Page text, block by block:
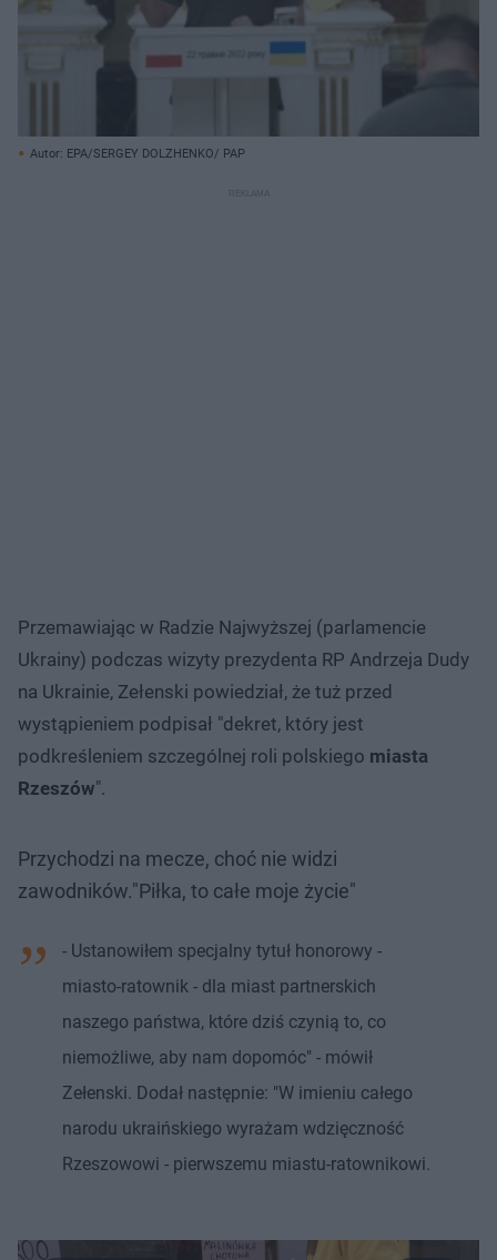
Autor: EPA/SERGEY DOLZHENKO/ PAP
Przemawiając w Radzie Najwyższej (parlamencie
Ukrainy) podczas wizyty prezydenta RP Andrzeja Dudy
na Ukrainie, Zełenski powiedział, że tuż przed
wystąpieniem podpisał "dekret, który jest
podkreśleniem szczególnej roli polskiego miasta
Rzeszów".
Przychodzi na mecze, choć nie widzi
zawodników."Piłka, to całe moje życie"
- Ustanowiłem specjalny tytuł honorowy -
miasto-ratownik - dla miast partnerskich
naszego państwa, które dziś czynią to, co
niemożliwe, aby nam dopomóc" - mówił
Zełenski. Dodał następnie: "W imieniu całego
narodu ukraińskiego wyrażam wdzięczność
Rzeszowowi - pierwszemu miastu-ratownikowi.